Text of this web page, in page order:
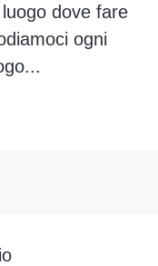
dove fare
ogni